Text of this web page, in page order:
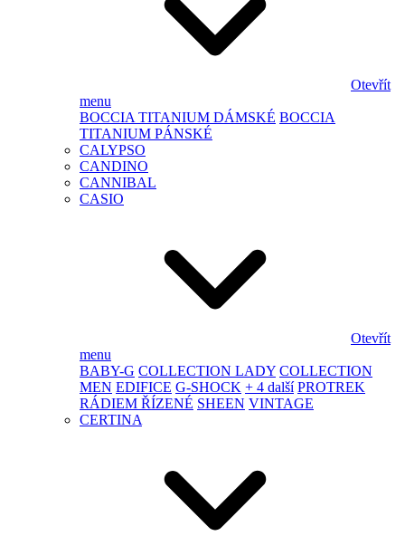
Otevřít
menu
BOCCIA TITANIUM DÁMSKÉ BOCCIA
TITANIUM PÁNSKÉ
CALYPSO
CANDINO
CANNIBAL
CASIO
Otevřít
menu
BABY-G COLLECTION LADY COLLECTION
MEN EDIFICE G-SHOCK + 4 další PROTREK
RÁDIEM ŘÍZENÉ SHEEN VINTAGE
CERTINA